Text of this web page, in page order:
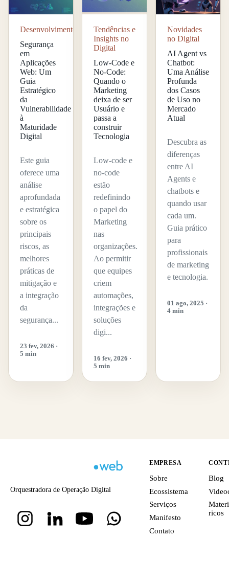
Desenvolvimento
Segurança
em
Aplicações
Web: Um
Guia
Estratégico
da
Vulnerabilidade
à
Maturidade
Digital
Este guia
oferece uma
análise
aprofundada
e estratégica
sobre os
principais
riscos, as
melhores
práticas de
mitigação e
a integração
da
segurança...
23 fev, 2026 ·
5 min
Tendências e
Insights no
Digital
Low-Code e
No-Code:
Quando o
Marketing
deixa de ser
Usuário e
passa a
construir
Tecnologia
Low-code e
no-code
estão
redefinindo
o papel do
Marketing
nas
organizações.
Ao permitir
que equipes
criem
automações,
integrações e
soluções
digi...
16 fev, 2026 ·
5 min
Novidades
no Digital
AI Agent vs
Chatbot:
Uma Análise
Profunda
dos Casos
de Uso no
Mercado
Atual
Descubra as
diferenças
entre AI
Agents e
chatbots e
quando usar
cada um.
Guia prático
para
profissionais
de marketing
e tecnologia.
01 ago, 2025 ·
4 min
Orquestradora de Operação Digital
EMPRESA
Sobre
Ecossistema
Serviços
Manifesto
Contato
Blog
ricos